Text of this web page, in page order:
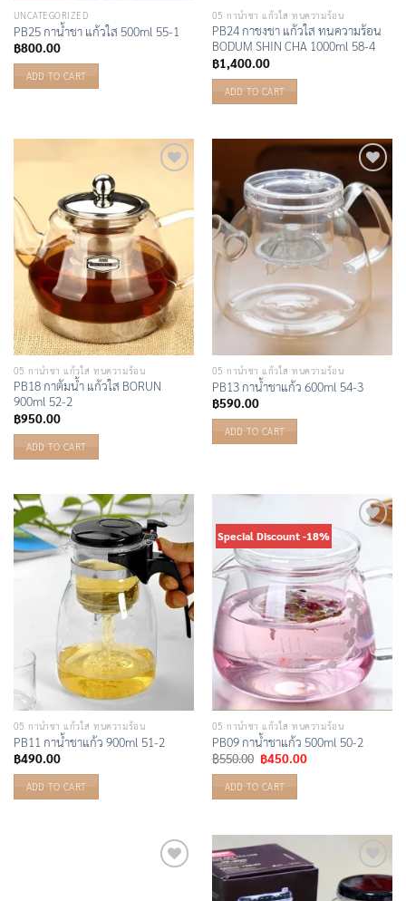
UNCATEGORIZED
PB25 กาน้ำชา แก้วใส 500ml 55-1
฿800.00
ADD TO CART
05 กาน้ำชา แก้วใส ทนความร้อน
PB24 กาชงชา แก้วใส ทนความร้อน
BODUM SHIN CHA 1000ml 58-4
฿1,400.00
ADD TO CART
05 กาน้ำชา แก้วใส ทนความร้อน
PB18 กาต้มน้ำ แก้วใส BORUN
900ml 52-2
฿950.00
ADD TO CART
Add to
Wishlist
05 กาน้ำชา แก้วใส ทนความร้อน
PB13 กาน้ำชาแก้ว 600ml 54-3
฿590.00
ADD TO CART
Add to
Wishlist
05 กาน้ำชา แก้วใส ทนความร้อน
PB11 กาน้ำชาแก้ว 900ml 51-2
฿490.00
ADD TO CART
Special Discount -18%
Add to
Wishlist
05 กาน้ำชา แก้วใส ทนความร้อน
PB09 กาน้ำชาแก้ว 500ml 50-2
฿550.00 Original
price
was:
฿550.00.
฿450.00Current
ADD TO CART
Add to
Wishlist